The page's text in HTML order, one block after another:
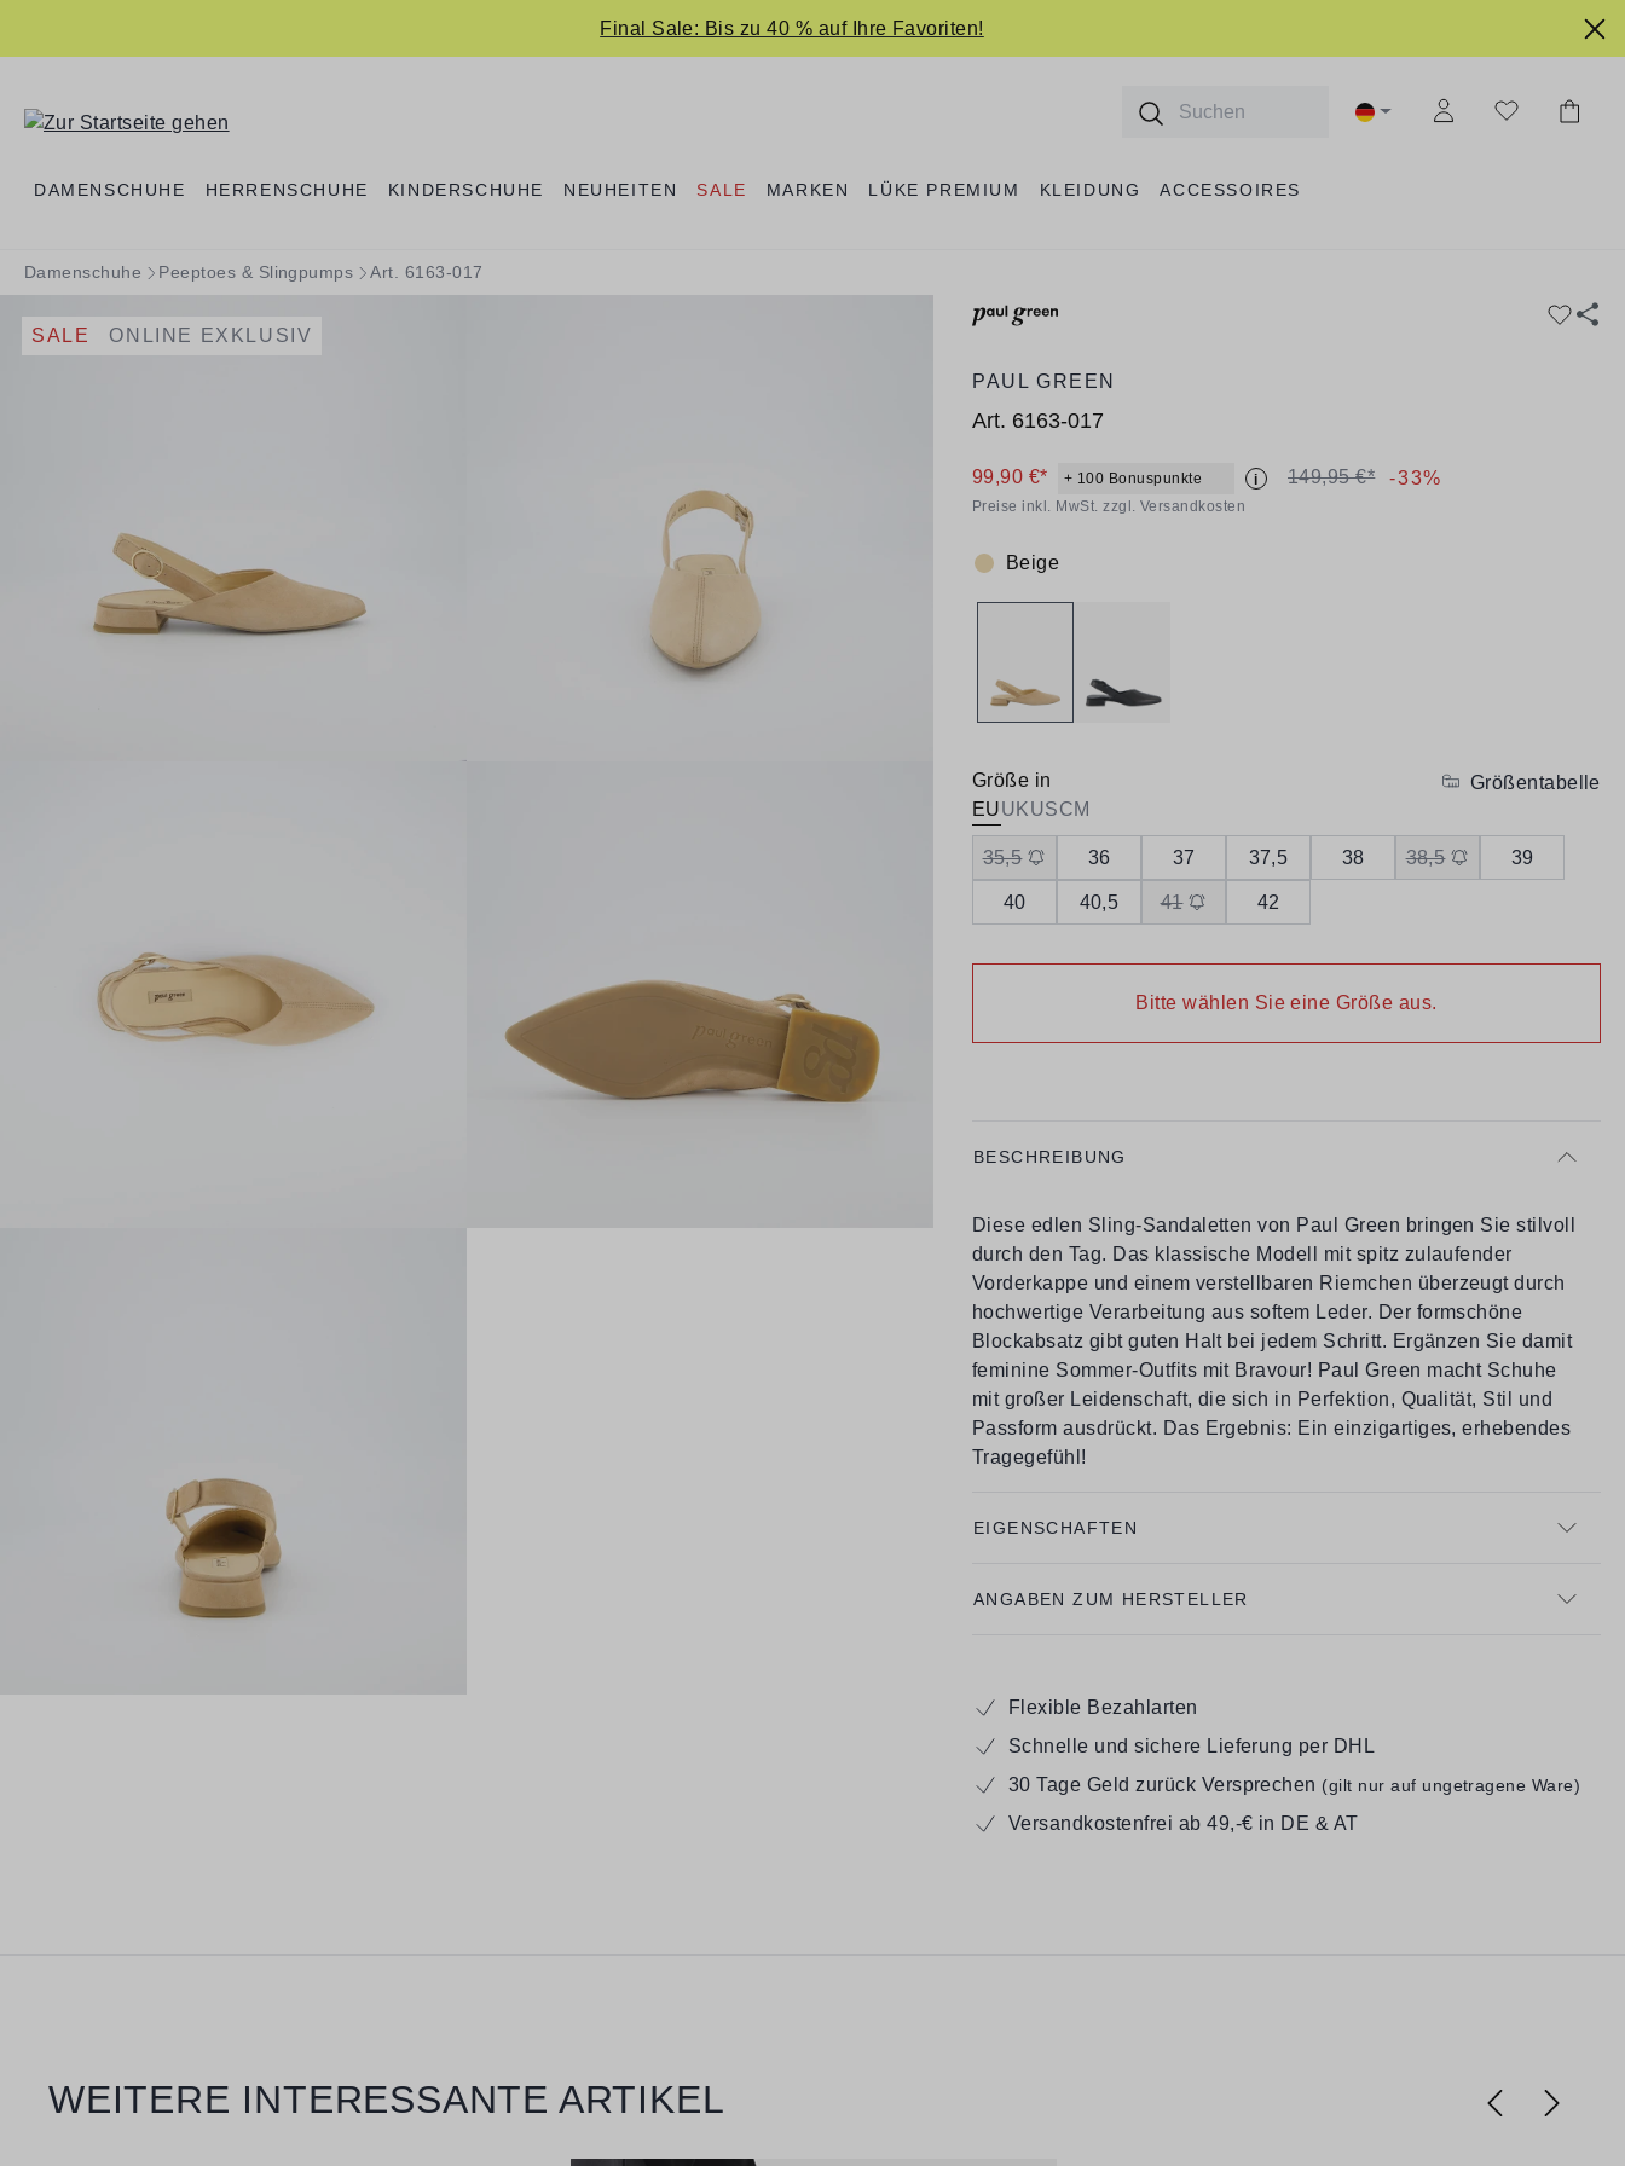
Final Sale: Bis zu 40 % auf Ihre Favoriten!
DAMENSCHUHE HERRENSCHUHE KINDERSCHUHE NEUHEITEN SALE MARKEN LÜKE PREMIUM KLEIDUNG ACCESSOIRES
Damenschuhe Peeptoes & Slingpumps Art. 6163-017
SALE ONLINE EXKLUSIV
PAUL GREEN
Art. 6163-017
99,90 €* + 100 Bonuspunkte i 149,95 €* -33%
Preise inkl. MwSt. zzgl. Versandkosten
Farbe:
Beige
Größe in
EUUKUSCM
Größentabelle
35,5 36 37 37,5 38 38,5 39
40 40,5 41 42
Bitte wählen Sie eine Größe aus.
BESCHREIBUNG
Diese edlen Sling-Sandaletten von Paul Green bringen Sie stilvoll
durch den Tag. Das klassische Modell mit spitz zulaufender
Vorderkappe und einem verstellbaren Riemchen überzeugt durch
hochwertige Verarbeitung aus softem Leder. Der formschöne
Blockabsatz gibt guten Halt bei jedem Schritt. Ergänzen Sie damit
feminine Sommer-Outfits mit Bravour! Paul Green macht Schuhe
mit großer Leidenschaft, die sich in Perfektion, Qualität, Stil und
Passform ausdrückt. Das Ergebnis: Ein einzigartiges, erhebendes
Tragegefühl!
EIGENSCHAFTEN
ANGABEN ZUM HERSTELLER
Flexible Bezahlarten
Schnelle und sichere Lieferung per DHL
30 Tage Geld zurück Versprechen (gilt nur auf ungetragene Ware)
Versandkostenfrei ab 49,-€ in DE & AT
Produktgalerie überspringen
WEITERE INTERESSANTE ARTIKEL